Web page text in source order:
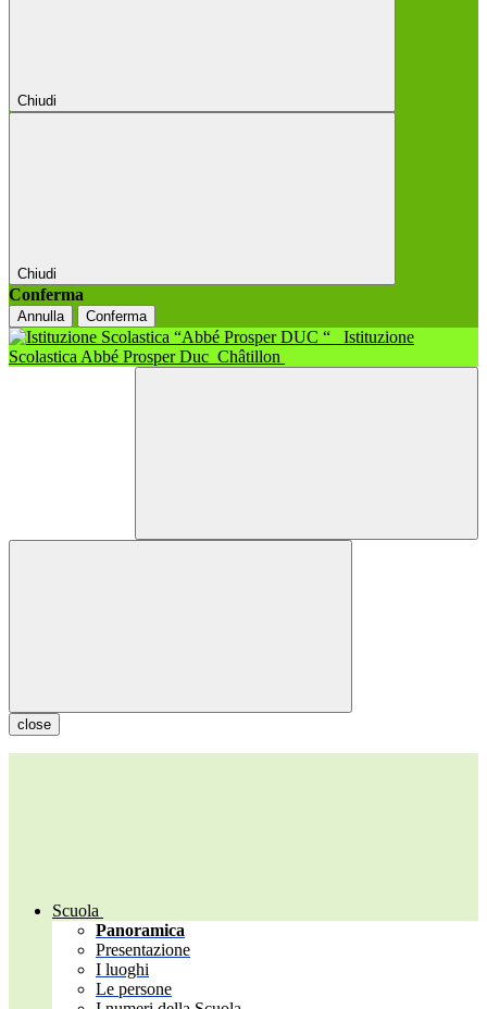
Chiudi
Chiudi
Conferma
Annulla Conferma
Istituzione
Scolastica Abbé Prosper Duc Châtillon
close
Scuola
Panoramica
Presentazione
I luoghi
Le persone